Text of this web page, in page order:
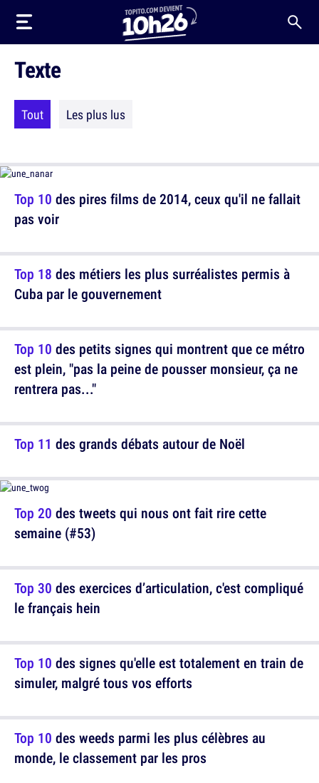
Texte
Tout Les plus lus
Top 10 des pires films de 2014, ceux qu'il ne fallait
pas voir
Top 10 des petits signes qui montrent que ce métro
est plein, "pas la peine de pousser monsieur, ça ne
rentrera pas..."
Top 30 des exercices d’articulation, c'est compliqué
le français hein
Top 10 des weeds parmi les plus célèbres au
monde, le classement par les pros
Top 18 des métiers les plus surréalistes permis à
Cuba par le gouvernement
Top 11 des grands débats autour de Noël
Top 20 des tweets qui nous ont fait rire cette
semaine (#53)
Top 10 des signes qu'elle est totalement en train de
simuler, malgré tous vos efforts